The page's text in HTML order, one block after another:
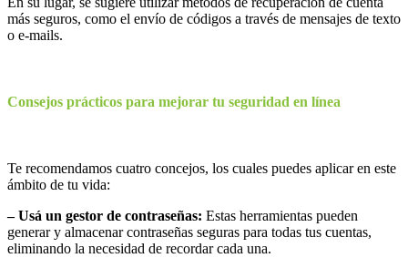
más seguros, como el envío de códigos a través de mensajes de texto
o e-mails.
Consejos prácticos para mejorar tu seguridad en línea
Te recomendamos cuatro concejos, los cuales puedes aplicar en este
ámbito de tu vida:
– Usá un gestor de contraseñas: Estas herramientas pueden
generar y almacenar contraseñas seguras para todas tus cuentas,
eliminando la necesidad de recordar cada una.